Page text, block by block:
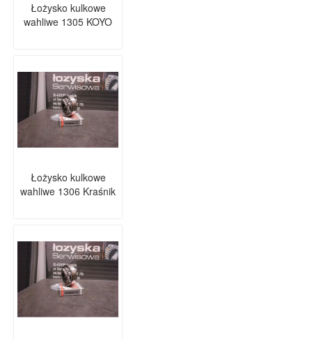
Łożysko kulkowe
wahliwe 1305 KOYO
Łożysko kulkowe
wahliwe 1306 Kraśnik